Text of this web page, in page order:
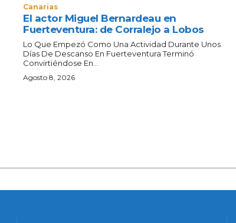
Canarias
El actor Miguel Bernardeau en
Fuerteventura: de Corralejo a Lobos
Lo Que Empezó Como Una Actividad Durante Unos
Días De Descanso En Fuerteventura Terminó
Convirtiéndose En...
Agosto 8, 2026